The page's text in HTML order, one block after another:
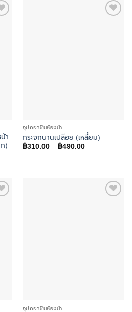
า
)
อุปกรณ์ในห้องน้ำ
กระจกบานเปลือย (เหลี่ยม)
฿310.00 – ฿490.00Price
อุปกรณ์ในห้องน้ำ